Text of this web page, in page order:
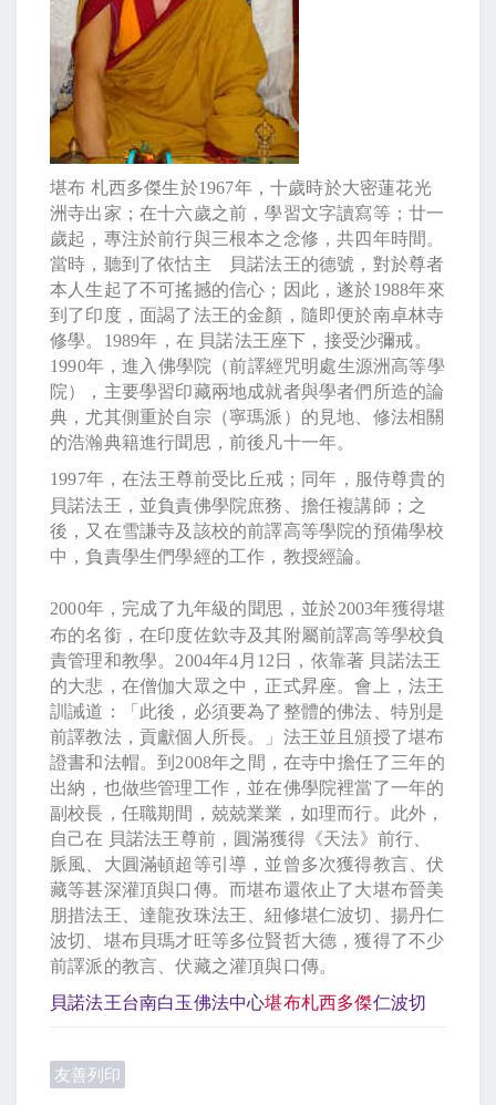
堪布 札西多傑生於1967年，十歲時於大密蓮花光
洲寺出家；在十六歲之前，學習文字讀寫等；廿一
歲起，專注於前行與三根本之念修，共四年時間。
當時，聽到了依怙主 貝諾法王的德號，對於尊者
本人生起了不可搖撼的信心；因此，遂於1988年來
到了印度，面謁了法王的金顏，隨即便於南卓林寺
修學。 1989年，在 貝諾法王座下，接受沙彌戒。
1990年，進入佛學院（前譯經咒明處生源洲高等學
院），主要學習印藏兩地成就者與學者們所造的論
典，尤其側重於自宗（寧瑪派）的見地、修法相關
的浩瀚典籍進行聞思，前後凡十一年。
1997年，在法王尊前受比丘戒；同年，服侍尊貴的
貝諾法王，並負責佛學院庶務、擔任複講師；之
後，又在雪謙寺及該校的前譯高等學院的預備學校
中，負責學生們學經的工作，教授經論。
2000年，完成了九年級的聞思，並於2003年獲得堪
布的名銜，在印度佐欽寺及其附屬前譯高等學校負
責管理和教學。 2004年4 月 12 日 ，依靠著 貝諾法王
的大悲，在僧伽大眾之中，正式昇座。會上，法王
訓誡道：「此後，必須要為了整體的佛法、特別是
前譯教法，貢獻個人所長。」法王並且頒授了堪布
證書和法帽。到 2008年之間，在寺中擔任了三年的
出納，也做些管理工作，並在佛學院裡當了一年的
副校長，任職期間，兢兢業業，如理而行。此外，
自己在 貝諾法王尊前，圓滿獲得《天法》前行、
脈風、大圓滿頓超等引導，並曾多次獲得教言、伏
藏等甚深灌頂與口傳。而堪布還依止了大堪布晉美
朋措法王、達龍孜珠法王、紐修堪仁波切、揚丹仁
波切、堪布貝瑪才旺等多位賢哲大德，獲得了不少
前譯派的教言、伏藏之灌頂與口傳。
貝諾法王台南白玉佛法中心堪布札西多傑仁波切
友善列印